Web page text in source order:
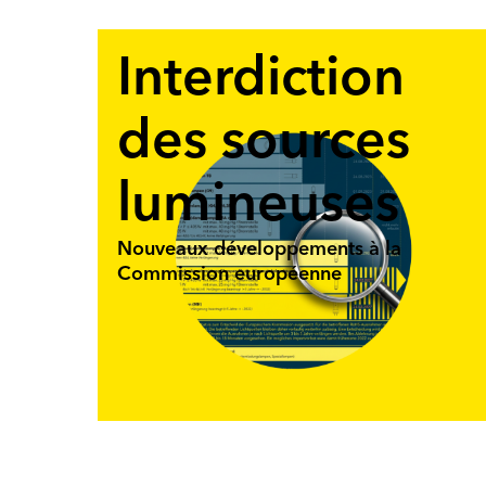
Interdiction
des sources
lumineuses
Nouveaux développements à la
Commission européenne